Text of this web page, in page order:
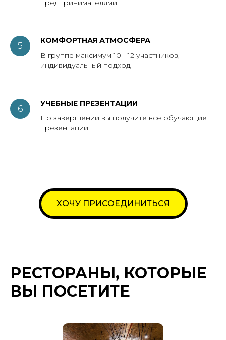
предпринимателями
КОМФОРТНАЯ АТМОСФЕРА
В группе максимум 10 - 12 участников,
индивидуальный подход
УЧЕБНЫЕ ПРЕЗЕНТАЦИИ
По завершении вы получите все обучающие
презентации
ХОЧУ ПРИСОЕДИНИТЬСЯ
РЕСТОРАНЫ, КОТОРЫЕ
ВЫ ПОСЕТИТЕ